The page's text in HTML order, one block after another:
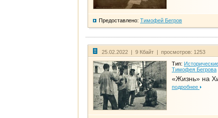
Предоставлено: Тимофей Бегров
25.02.2022 | 9 Кбайт | просмотров: 1253
Тип:
Тимофея Бегрова
«Жизнь» на
подробнее